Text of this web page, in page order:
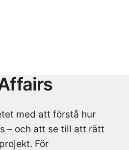
med att förstå hur
– och att se till att rätt
För